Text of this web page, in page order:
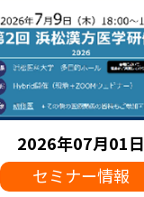
2026年07月01日
セミナー情報